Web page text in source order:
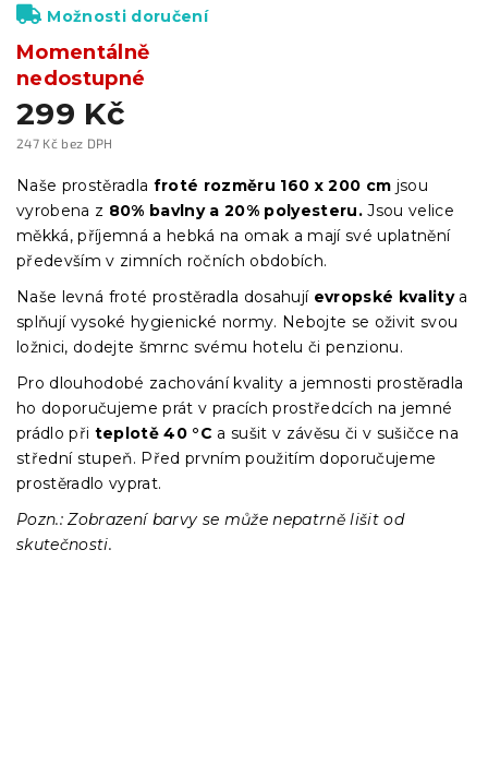
299 Kč
247 Kč bez DPH
cena:
Momentálně
nedostupné
Možnosti doručení
Naše prostěradla froté rozměru 160 x 200 cm jsou
vyrobena z 80% bavlny a 20% polyesteru. Jsou velice
měkká, příjemná a hebká na omak a mají své uplatnění
především v zimních ročních obdobích.
Naše levná froté prostěradla dosahujíevropské kvalitya
splňují vysoké hygienické normy. Nebojte se oživit svou
ložnici, dodejte šmrnc svému hotelu či penzionu.
Pro dlouhodobé zachování kvality a jemnosti prostěradla
ho doporučujeme prát v pracích prostředcích na jemné
prádlo při teplotě 40 °C a sušit v závěsu či v sušičce na
střední stupeň. Před prvním použitím doporučujeme
prostěradlo vyprat.
Pozn.: Zobrazení barvy se může nepatrně lišit od
skutečnosti.